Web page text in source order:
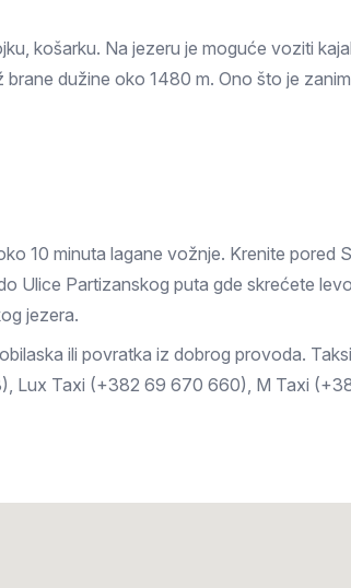
košarku. Na jezeru je moguće voziti
dužine oko 1480 m. Ono što je
10 minuta lagane vožnje. Krenite pored
Ulice Partizanskog puta gde skrećete
jezera.
ili povratka iz dobrog provoda.
Lux Taxi (+382 69 670 660), M Taxi